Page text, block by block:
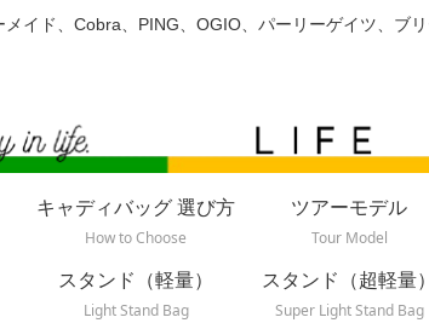
ド、Cobra、PING、OGIO、パーリーゲイツ、ブリ
キャディバッグ 選び方
How to Choose
ツアーモデル
Tour Model
スタンド（軽量）
Light Stand Bag
スタンド（超軽量）
Super Light Stand Bag